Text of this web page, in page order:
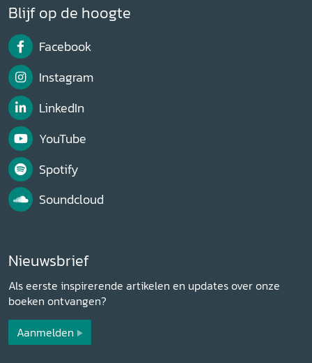
Blijf op de hoogte
Facebook
Instagram
LinkedIn
YouTube
Spotify
Soundcloud
Nieuwsbrief
Als eerste inspirerende artikelen en updates over onze
boeken ontvangen?
Aanmelden